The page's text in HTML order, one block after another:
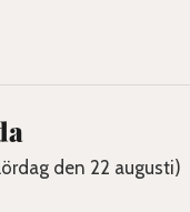
den 22 augusti)